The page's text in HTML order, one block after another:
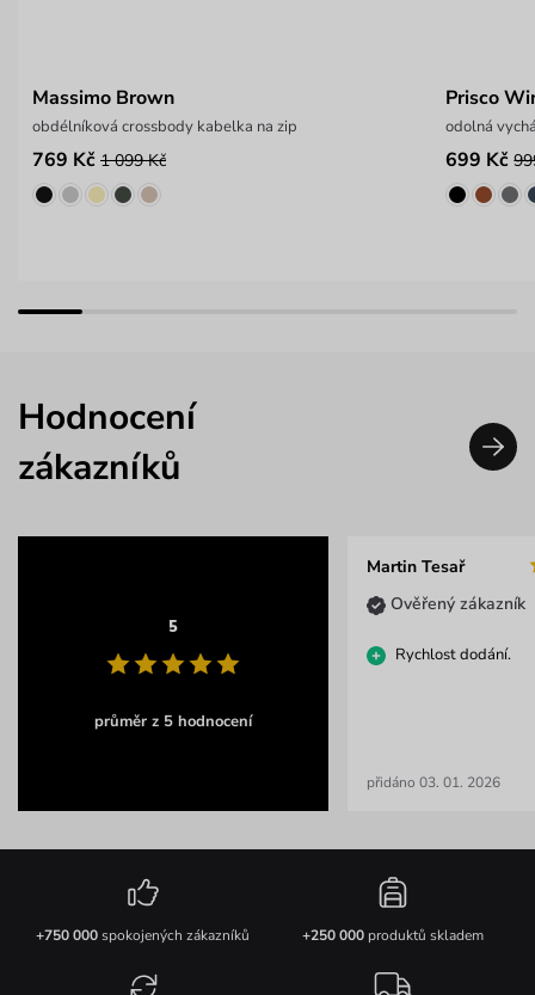
Massimo Brown
obdélníková crossbody kabelka na zip
769 Kč 1 099 Kč
Prisco
odolná
699 Kč
Hodnocení
zákazníků
5
průměr z 5 hodnocení
Martin Tesař
Ověřený zákazník
Rychlost dodání.
přidáno 03. 01. 2026
+750 000spokojených zákazníků +250 000produktů skladem